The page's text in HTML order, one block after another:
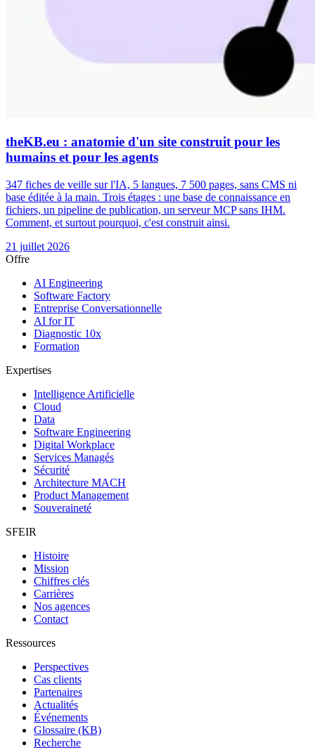
theKB.eu : anatomie d'un site construit pour les
humains et pour les agents
347 fiches de veille sur l'IA, 5 langues, 7 500 pages, sans CMS ni
base éditée à la main. Trois étages : une base de connaissance en
fichiers, un pipeline de publication, un serveur MCP sans IHM.
Comment, et surtout pourquoi, c'est construit ainsi.
21 juillet 2026
Offre
AI Engineering
Software Factory
Entreprise Conversationnelle
AI for IT
Diagnostic 10x
Formation
Expertises
Intelligence Artificielle
Cloud
Data
Software Engineering
Digital Workplace
Services Managés
Sécurité
Architecture MACH
Product Management
Souveraineté
SFEIR
Histoire
Mission
Chiffres clés
Carrières
Nos agences
Contact
Ressources
Perspectives
Cas clients
Partenaires
Actualités
Événements
Glossaire (KB)
Recherche